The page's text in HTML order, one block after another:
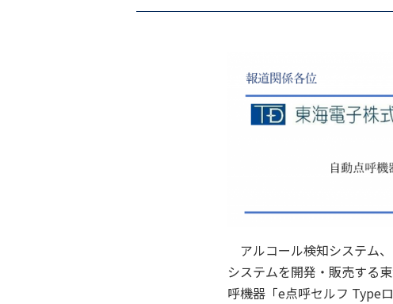
アルコール検知システム
システムを開発・販売する
呼機器「e点呼セルフ Type